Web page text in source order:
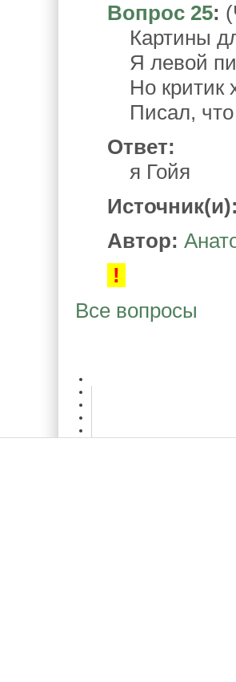
Вопрос 25:
Картины
Я левой
Но критик
Писал, что
Ответ:
я Гойя
Источник(и):
Автор:
!
Все вопросы